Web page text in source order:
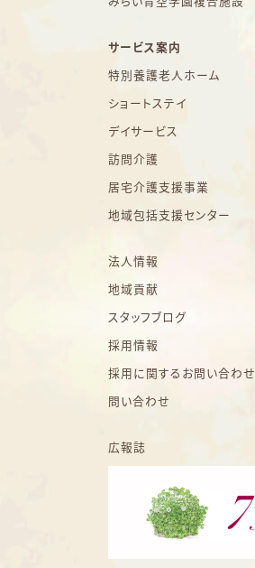
サービス案内
特別養護老人ホーム
ショートステイ
デイサービス
訪問介護
居宅介護支援事業
地域包括支援センター
法人情報
地域貢献
スタッフブログ
採用情報
採用に関するお問い合わせ
問い合わせ
広報誌